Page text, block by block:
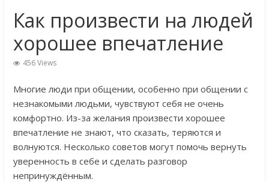
Как произвести на людей
хорошее впечатление
456 Views
Многие люди при общении, особенно при общении с
незнакомыми людьми, чувствуют себя не очень
комфортно. Из-за желания произвести хорошее
впечатление не знают, что сказать, теряются и
волнуются. Несколько советов могут помочь вернуть
уверенность в себе и сделать разговор
непринуждённым.